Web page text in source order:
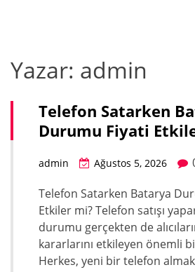
Yazar: admin
Telefon Satarken
Durumu Fiyati
admin Ağustos 5, 2026
Telefon Satarken Batarya
Etkiler mi? Telefon satışı
durumu gerçekten de
kararlarını etkileyen önemli
Herkes, yeni bir telefon